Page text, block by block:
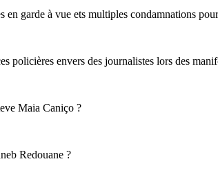
garde à vue ets multiples condamnations
policières envers des journalistes lors des
Maia Caniço ?
Redouane ?